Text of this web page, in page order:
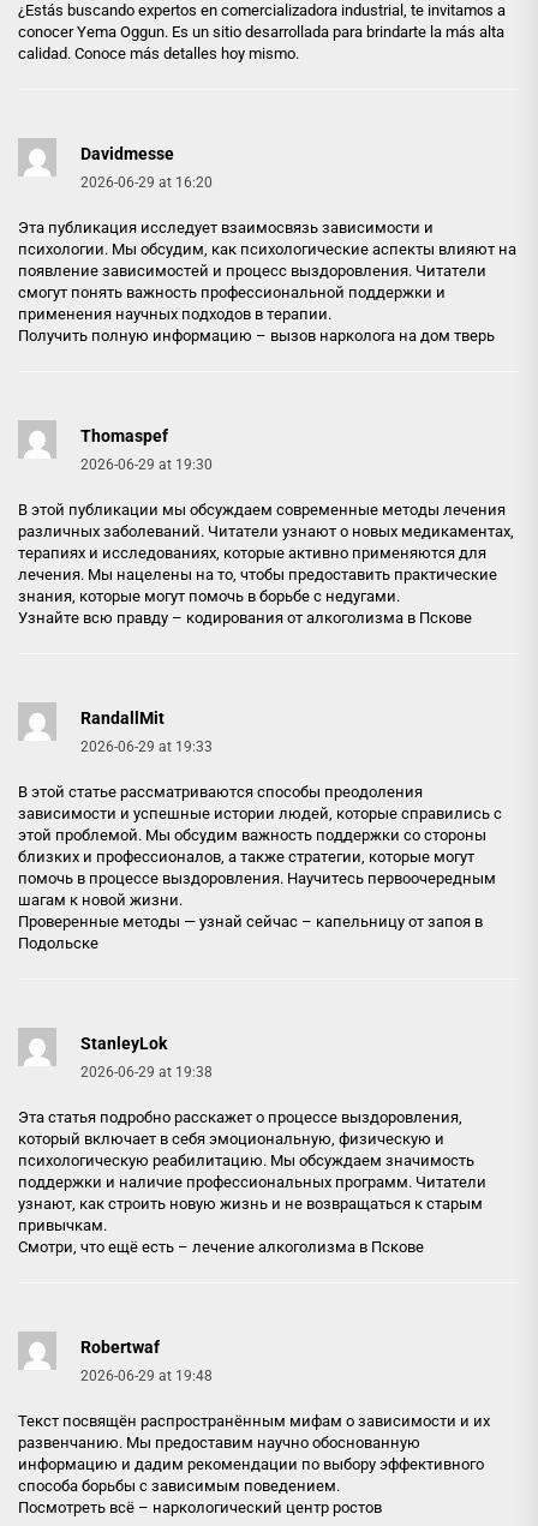
¿Estás buscando expertos en comercializadora industrial, te invitamos a
conocer Yema Oggun. Es un sitio desarrollada para brindarte la más alta
calidad. Conoce más detalles hoy mismo.
Davidmesse
2026-06-29 at 16:20
Эта публикация исследует взаимосвязь зависимости и
психологии. Мы обсудим, как психологические аспекты влияют на
появление зависимостей и процесс выздоровления. Читатели
смогут понять важность профессиональной поддержки и
применения научных подходов в терапии.
Получить полную информацию – вызов нарколога на дом тверь
Thomaspef
2026-06-29 at 19:30
В этой публикации мы обсуждаем современные методы лечения
различных заболеваний. Читатели узнают о новых медикаментах,
терапиях и исследованиях, которые активно применяются для
лечения. Мы нацелены на то, чтобы предоставить практические
знания, которые могут помочь в борьбе с недугами.
Узнайте всю правду – кодирования от алкоголизма в Пскове
RandallMit
2026-06-29 at 19:33
В этой статье рассматриваются способы преодоления
зависимости и успешные истории людей, которые справились с
этой проблемой. Мы обсудим важность поддержки со стороны
близких и профессионалов, а также стратегии, которые могут
помочь в процессе выздоровления. Научитесь первоочередным
шагам к новой жизни.
Проверенные методы — узнай сейчас – капельницу от запоя в
Подольске
StanleyLok
2026-06-29 at 19:38
Эта статья подробно расскажет о процессе выздоровления,
который включает в себя эмоциональную, физическую и
психологическую реабилитацию. Мы обсуждаем значимость
поддержки и наличие профессиональных программ. Читатели
узнают, как строить новую жизнь и не возвращаться к старым
привычкам.
Смотри, что ещё есть – лечение алкоголизма в Пскове
Robertwaf
2026-06-29 at 19:48
Текст посвящён распространённым мифам о зависимости и их
развенчанию. Мы предоставим научно обоснованную
информацию и дадим рекомендации по выбору эффективного
способа борьбы с зависимым поведением.
Посмотреть всё – наркологический центр ростов